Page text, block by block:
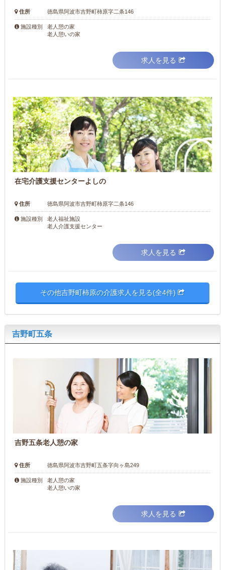
住所 徳島県阿波市吉野町柿原字二条146
施設種別
老人憩の家
老人憩いの家
求人を見る
在宅介護支援センターよしの
住所 徳島県阿波市吉野町柿原字二条146
施設種別
老人福祉施設
老人介護支援センター
求人を見る
その他吉野町柿原の介護求人を見る(全4件)
吉野町五条
吉野五条老人憩の家
住所 徳島県阿波市吉野町五条字向ヶ島249
施設種別
老人憩の家
老人憩いの家
求人を見る